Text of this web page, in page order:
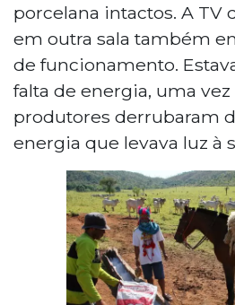
porcelana intactos. A TV
em outra sala também
de funcionamento.
falta de energia, uma vez
produtores derrubaram
energia que levava luz à